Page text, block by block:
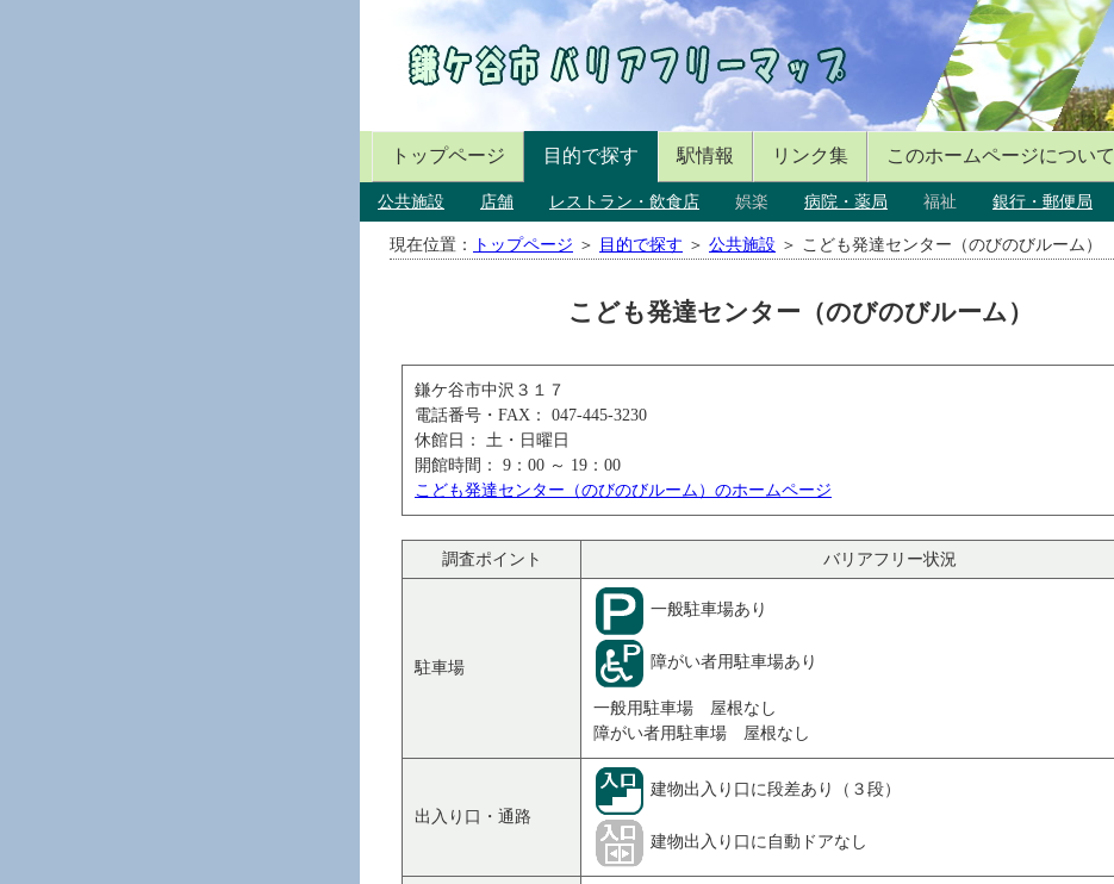
トップページ 目的で探す 駅情報 リンク集 このホームページについて
公共施設 店舗 レストラン・飲食店 娯楽 病院・薬局 福祉 銀行・郵便局
現在位置： トップページ ＞ 目的で探す ＞ 公共施設 ＞ こども発達センター（のびのびルーム）
こども発達センター（のびのびルーム）
鎌ケ谷市中沢３１７
電話番号・FAX： 047-445-3230
休館日： 土・日曜日
開館時間： 9：00 ～ 19：00
こども発達センター（のびのびルーム）のホームページ
調査ポイント バリアフリー状況
駐車場
一般駐車場あり
障がい者用駐車場あり
一般用駐車場 屋根なし
障がい者用駐車場 屋根なし
出入り口・通路
建物出入り口に段差あり（３段）
建物出入り口に自動ドアなし